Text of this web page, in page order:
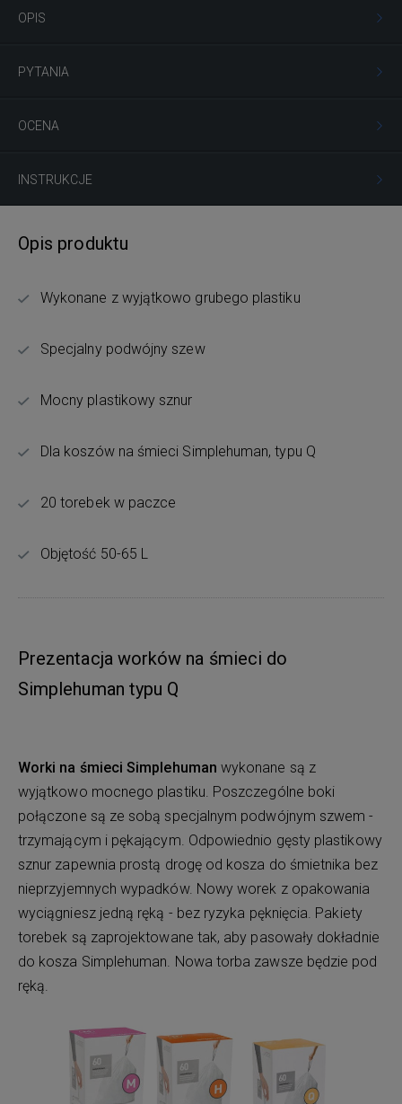
OPIS
PYTANIA
OCENA
INSTRUKCJE
Opis produktu
Wykonane z wyjątkowo grubego plastiku
Specjalny podwójny szew
Mocny plastikowy sznur
Dla koszów na śmieci Simplehuman, typu Q
20 torebek w paczce
Objętość 50-65 L
Prezentacja worków na śmieci do
Simplehuman typu Q
Worki na śmieci Simplehuman wykonane są z
wyjątkowo mocnego plastiku. Poszczególne boki
połączone są ze sobą specjalnym podwójnym szwem -
trzymającym i pękającym. Odpowiednio gęsty plastikowy
sznur zapewnia prostą drogę od kosza do śmietnika bez
nieprzyjemnych wypadków. Nowy worek z opakowania
wyciągniesz jedną ręką - bez ryzyka pęknięcia. Pakiety
torebek są zaprojektowane tak, aby pasowały dokładnie
do kosza Simplehuman. Nowa torba zawsze będzie pod
ręką.